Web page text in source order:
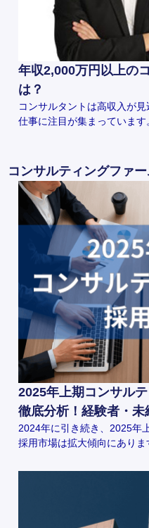
年収2,000万円以上の
は？
コンサルタントは高収入が
仕事に注目が集まっていま
コンサルティングファ
2025年上期コンサル
徹底分析！経験者・
2024年に引き続き、2025年
採用市場は拡大傾向にあり